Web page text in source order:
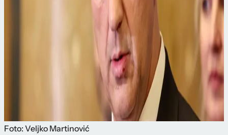
Foto: Veljko Martinović